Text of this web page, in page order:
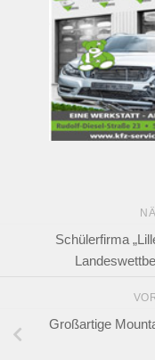
Schülerfirma
Großartige